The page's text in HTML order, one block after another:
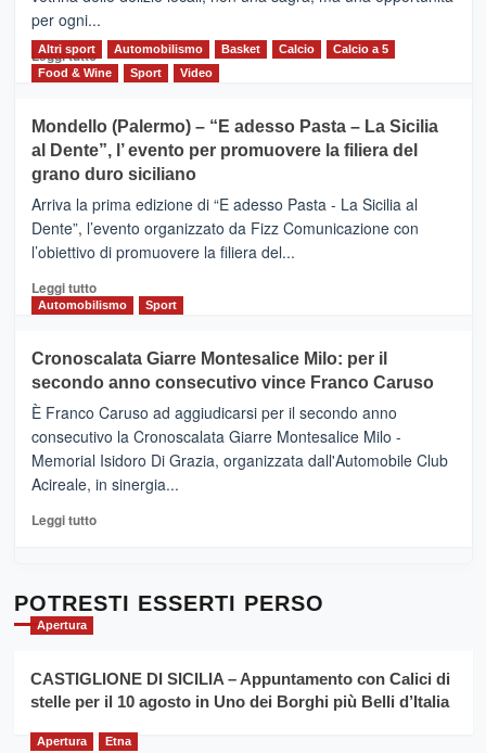
alla
scoperta
del
territorio,
e
messaggi
di
per ogni...
Leggi tuttoLeggi
di
CASTIGLIONE
DI
SICILIA
(Ct)
–
Il
Borgo
Gusto,
il
tra
sapori
vicoli
medievali
Altri sport Automobilismo Basket Calcio
Calcio a 5
Food & Wine
Sport Video
Mondello (Palermo) – “E adesso Pasta – La Sicilia
al Dente”, l’ evento per promuovere la filiera del
grano duro siciliano
Arriva la prima edizione di “E adesso Pasta - La Sicilia al
Dente”, l’evento organizzato da Fizz Comunicazione con
l’obiettivo di promuovere la filiera del...
Leggi tuttoLeggi
di
Mondello
(Palermo)
–
“E
adesso
Pasta
–
Sicilia
l’
evento
la
filiera
grano
Automobilismo Sport
Cronoscalata Giarre Montesalice Milo: per il
secondo anno consecutivo vince Franco Caruso
È Franco Caruso ad aggiudicarsi per il secondo anno
consecutivo la Cronoscalata Giarre Montesalice Milo -
Memorial Isidoro Di Grazia, organizzata dall'Automobile Club
Acireale, in sinergia...
Leggi tuttoLeggi
Cronoscalata
per
il
anno
POTRESTI ESSERTI PERSO
Apertura
CASTIGLIONE DI SICILIA – Appuntamento con Calici di
stelle per il 10 agosto in Uno dei Borghi più Belli d’Italia
Apertura Etna